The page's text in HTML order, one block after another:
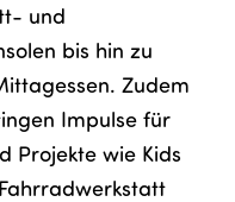
und
bis hin zu
Zudem
Impulse für
Projekte wie Kids